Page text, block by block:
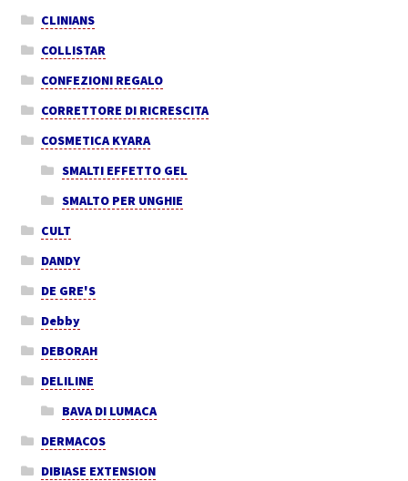
CLINIANS
COLLISTAR
CONFEZIONI REGALO
CORRETTORE DI RICRESCITA
COSMETICA KYARA
SMALTI EFFETTO GEL
SMALTO PER UNGHIE
CULT
DANDY
DE GRE'S
Debby
DEBORAH
DELILINE
BAVA DI LUMACA
DERMACOS
DIBIASE EXTENSION